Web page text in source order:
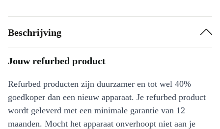
Beschrijving
Jouw refurbed product
Refurbed producten zijn duurzamer en tot wel 40%
goedkoper dan een nieuw apparaat. Je refurbed product
wordt geleverd met een minimale garantie van 12
maanden. Mocht het apparaat onverhoopt niet aan je